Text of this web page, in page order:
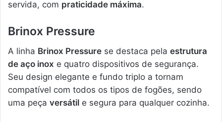
servida, com praticidade máxima.
Brinox Pressure
A linha Brinox Pressure se destaca pela estrutura
de aço inox e quatro dispositivos de segurança.
Seu design elegante e fundo triplo a tornam
compatível com todos os tipos de fogões, sendo
uma peça versátil e segura para qualquer cozinha.